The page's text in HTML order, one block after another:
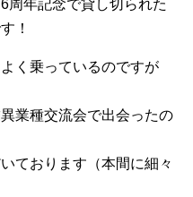
周年記念で貸し切られた
！
く乗っているのですが
業種交流会で出会ったの
ております（本間に細々